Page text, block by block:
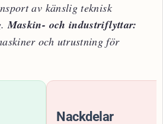
av känslig teknisk
Maskin- och industriflyttar:
och utrustning för
Nackdelar